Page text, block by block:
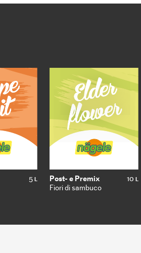
5 Post- e Premix 10
Fiori di sambuco